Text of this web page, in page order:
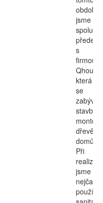
období
jsme
s
firmou
Qhouse,
která
se
zabývá
stavbou
domů.
Při
jsme